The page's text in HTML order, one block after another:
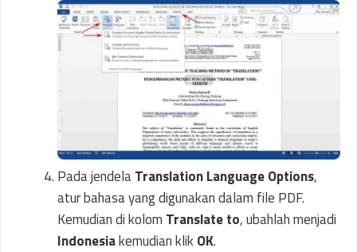
Pada jendelaTranslation Language Options,
atur bahasa yang digunakan dalam file PDF.
Kemudian di kolom Translate to, ubahlah menjadi
Indonesiakemudian klik OK.